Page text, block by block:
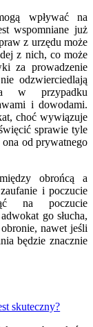
wpływać na
wspomniane już
z urzędu może
z nich, co może
za prowadzenie
odzwierciedlają
w przypadku
i dowodami.
choć wywiązuje
sprawie tyle
od prywatnego
obrońcą a
i poczucie
na poczucie
go słucha,
nawet jeśli
będzie znacznie
skuteczny?